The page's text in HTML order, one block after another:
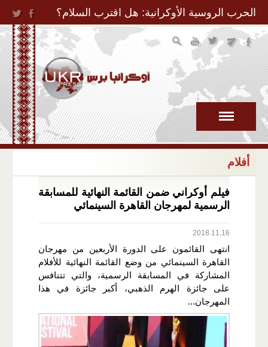
Jump to Navigation
الحرب الروسية الأوكرانية: هل اقترب السلام؟
أفلام
فيلم أوكراني ضمن القائمة النهائية للمسابقة
الرسمية لمهرجان القاهرة السينمائي
2018.11.16
انتهى القائمون على الدورة الأربعين من مهرجان
القاهرة السينمائي من وضع القائمة النهائية للأفلام
المشاركة في المسابقة الرسمية، والتي تتنافس
على جائزة الهرم الذهبي، أكبر جائزة في هذا
المهرجان...